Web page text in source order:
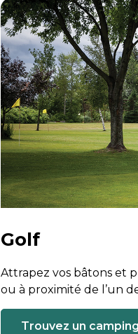
Golf
Attrapez vos bâtons et
ou à proximité de l’un
Trouvez un